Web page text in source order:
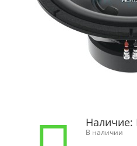
Наличие:
В наличии